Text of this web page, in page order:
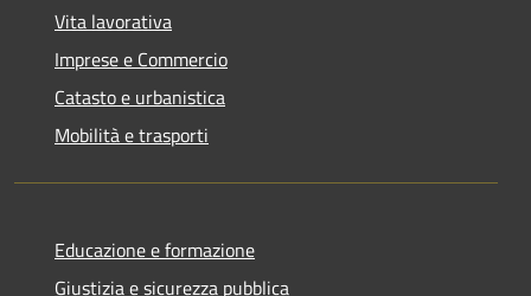
Vita lavorativa
Imprese e Commercio
Catasto e urbanistica
Mobilità e trasporti
Educazione e formazione
Giustizia e sicurezza pubblica